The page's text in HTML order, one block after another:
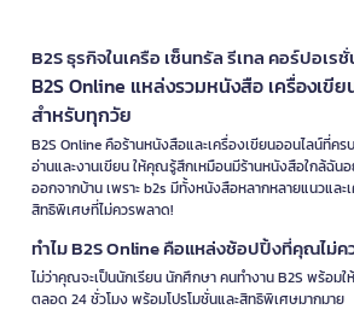
B2S ธุรกิจในเครือ เซ็นทรัล รีเทล คอร์ปอเร
B2S Online แหล่งรวมหนังสือ เครื่องเขี
สำหรับทุกวัย
B2S Online คือร้านหนังสือและเครื่องเขียนออนไลน์ที่ค
อ่านและงานเขียน ให้คุณรู้สึกเหมือนมีร้านหนังสือใกล้ฉัน
ออกจากบ้าน เพราะ b2s มีทั้งหนังสือหลากหลายแนวแล
สิทธิพิเศษที่ไม่ควรพลาด!
ทำไม B2S Online คือแหล่งช้อปปิ้งที่คุณไม่
ไม่ว่าคุณจะเป็นนักเรียน นักศึกษา คนทำงาน B2S พร้อ
ตลอด 24 ชั่วโมง พร้อมโปรโมชั่นและสิทธิพิเศษมากมาย